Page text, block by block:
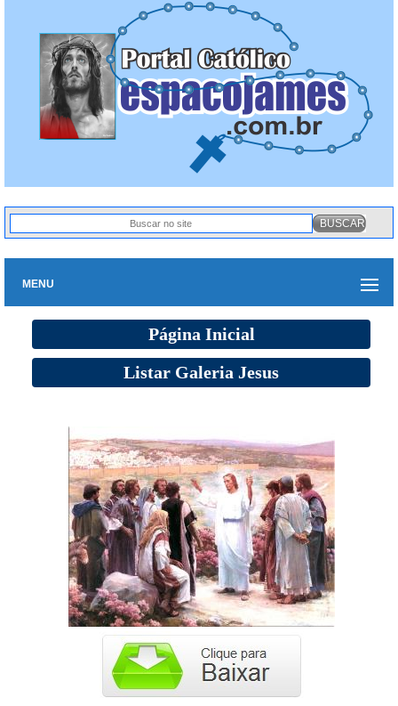
MENU
Página Inicial
Listar Galeria Jesus